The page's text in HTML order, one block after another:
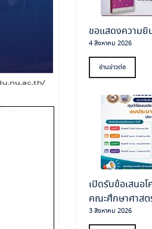
ขอแสดงความยิ
4 สิงหาคม 2026
อ่านข่าวต่อ
เปิดรับข้อเสนอ
คณะศึกษาศาสต
3 สิงหาคม 2026